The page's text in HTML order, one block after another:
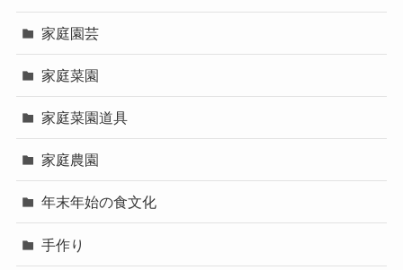
家庭園芸
家庭菜園
家庭菜園道具
家庭農園
年末年始の食文化
手作り